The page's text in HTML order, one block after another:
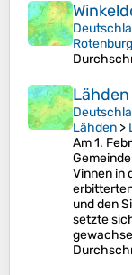
Lähden
Lähden >
Am 1.
Vinnen in
und den
setzte